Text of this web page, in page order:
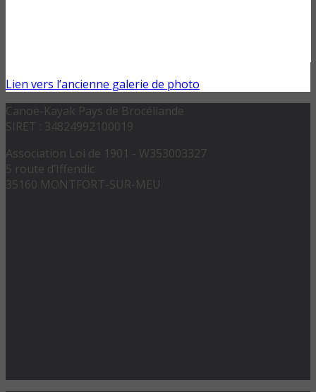
Lien vers l’ancienne galerie de photo
Canoë-Kayak Pays de Brocéliande
SIRET : 34824992100019
Association Loi de 1901 - W353003327
5 route d’Iffendic
35160 MONTFORT-SUR-MEU